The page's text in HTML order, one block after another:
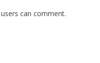
users can comment.